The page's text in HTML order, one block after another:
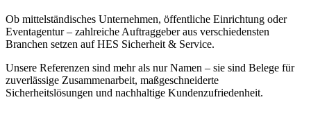
Ob mittelständisches Unternehmen, öffentliche Einrichtung oder
Eventagentur – zahlreiche Auftraggeber aus verschiedensten
Branchen setzen auf HES Sicherheit & Service.
Unsere Referenzen sind mehr als nur Namen – sie sind Belege für
zuverlässige Zusammenarbeit, maßgeschneiderte
Sicherheitslösungen und nachhaltige Kundenzufriedenheit.